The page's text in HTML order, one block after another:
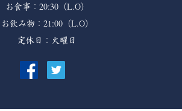
お食事：20:30（L.O）
お飲み物：21:00（L.O）
定休日：火曜日